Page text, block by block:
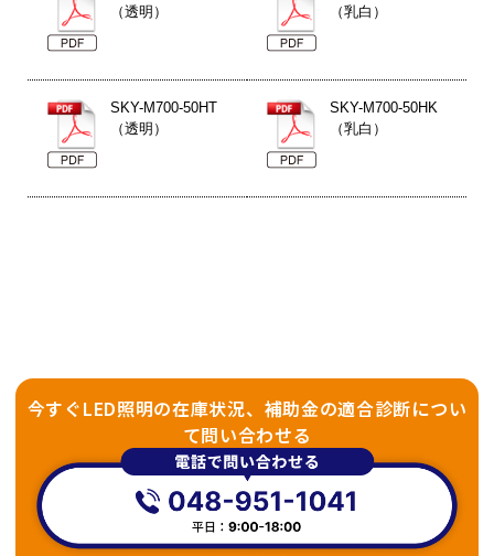
（透明）
（乳白）
SKY-M700-50HT
（透明）
SKY-M700-50HK
（乳白）
今すぐLED照明の在庫状況、補助金の適合診断につい
て問い合わせる